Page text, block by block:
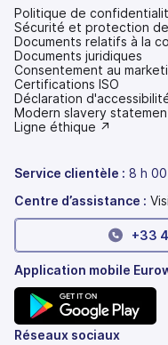
Politique de
Sécurité et protection
Documents relatifs à la
Documents juridiques
Consentement au
Certifications ISO
Déclaration
(s'ouvre
dans
onglet)
Modern slavery
(s'ouvre
nouvel
Ligne éthique ↗
Service clientèle : 8 h
Centre d’assistance :
+33
Application mobile
(s'ouvre
Réseaux sociaux